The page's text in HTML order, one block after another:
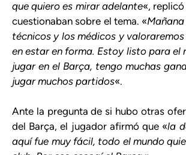
que quiero es mirar adelante«,
cuestionaban sobre el tema. «
técnicos y los médicos y
en estar en forma. Estoy listo para el
jugar en el Barça, tengo muchas
jugar muchos partidos«.
Ante la pregunta de si hubo otras
del Barça, el jugador afirmó que «la
aquí fue muy fácil, todo el mundo